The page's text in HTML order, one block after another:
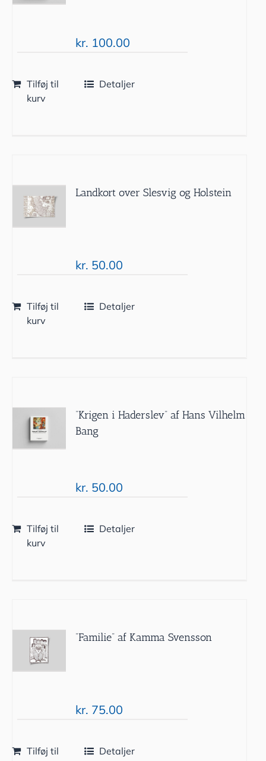
kr. 100.00
Tilføj til
kurv
Detaljer
Landkort over Slesvig og Holstein
kr. 50.00
Tilføj til
kurv
Detaljer
“Krigen i Haderslev” af Hans Vilhelm
Bang
kr. 50.00
Tilføj til
kurv
Detaljer
”Familie” af Kamma Svensson
kr. 75.00
Tilføj til
Detaljer